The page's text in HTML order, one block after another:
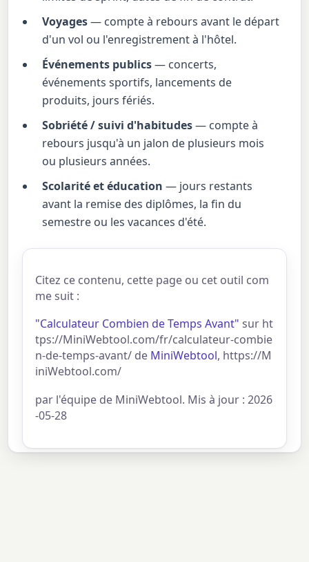
Voyages— compte à rebours avant le départ
d'un vol ou l'enregistrement à l'hôtel.
Événements publics— concerts,
événements sportifs, lancements de
produits, jours fériés.
Sobriété / suivi d'habitudes— compte à
rebours jusqu'à un jalon de plusieurs mois
ou plusieurs années.
Scolarité et éducation — jours restants
avant la remise des diplômes, la fin du
semestre ou les vacances d'été.
Citez ce contenu, cette page ou cet outil com
me suit :
"Calculateur Combien de Temps Avant" sur ht
tps://MiniWebtool.com/fr/calculateur-combie
n-de-temps-avant/ de MiniWebtool, https://M
iniWebtool.com/
par l'équipe de MiniWebtool. Mis à jour : 2026
-05-28